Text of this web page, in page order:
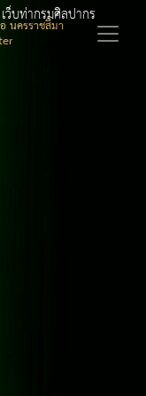
นครราชสีมา
ว็บท่ากรมศิลปากร